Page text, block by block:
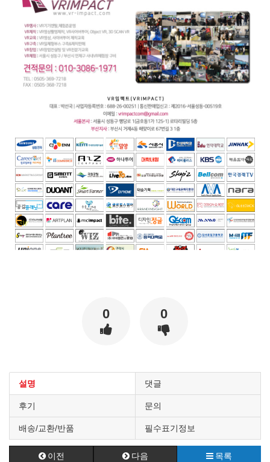
0 0
설명 댓글
후기 문의
배송/교환/반품 필수표기정보
이전 다음 목록